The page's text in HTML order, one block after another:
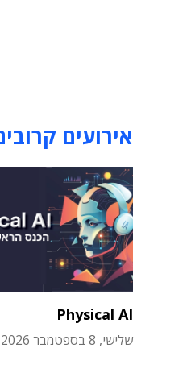
אירועים
Physical AI
שלישי, 8 בספטמבר 2026